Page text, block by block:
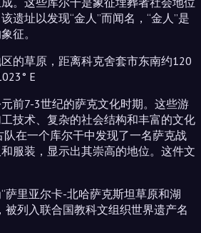
遗址以发现“金人”而闻名，“金人”是
征。
的草原，距离科克舍套市东南约120
E
前7-3世纪的萨克文化时期。这些游
技术、复杂的社会结构和丰富的文化
在一个库尔干中发现了一名萨克战
服装，显示出其崇高的地位。这件文
萨里亚尔卡-北哈萨克斯坦草原和湖
被列入联合国教科文组织世界遗产名